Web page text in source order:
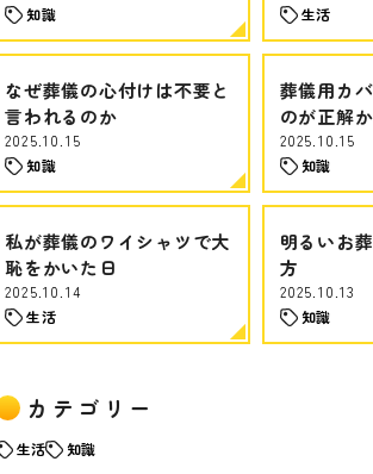
知識
生活
なぜ葬儀の心付けは不要と
言われるのか
2025.10.15
知識
葬儀用カ
のが正解か
2025.10.15
知識
私が葬儀のワイシャツで大
恥をかいた日
2025.10.14
生活
明るいお
方
2025.10.13
知識
カテゴリー
生活 知識